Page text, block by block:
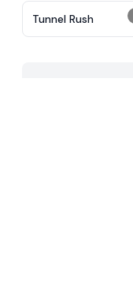
Tunnel Rush